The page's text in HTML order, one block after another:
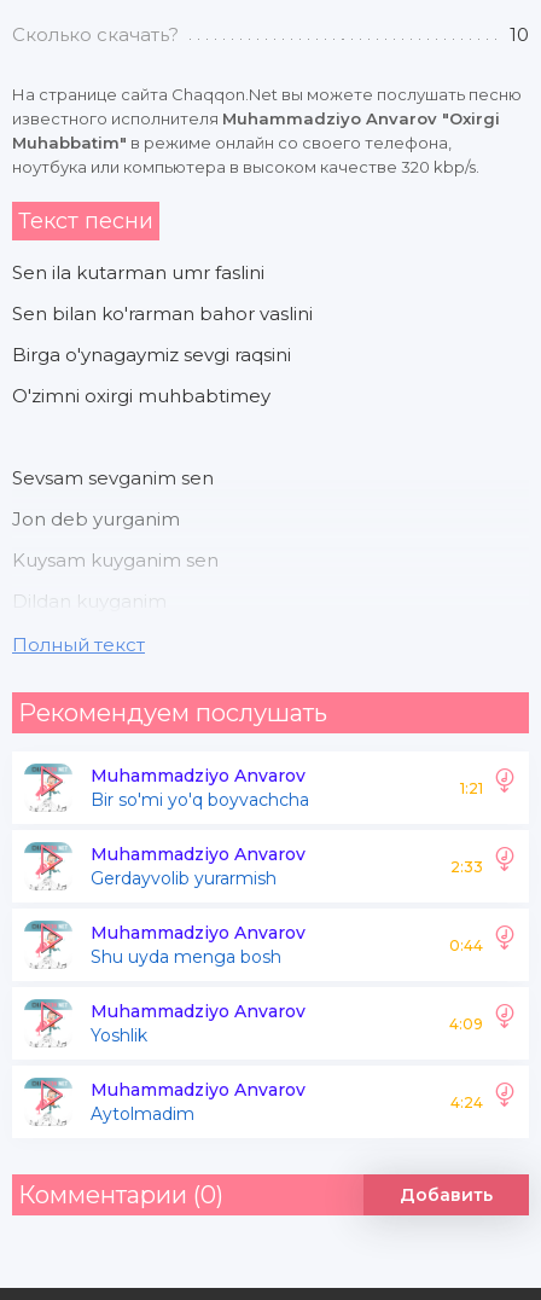
Сколько скачать? 10
На странице сайта Chaqqon.Net вы можете послушать песню
известного исполнителя Muhammadziyo Anvarov "Oxirgi
Muhabbatim" в режиме онлайн со своего телефона,
ноутбука или компьютера в высоком качестве 320 kbp/s.
Текст песни
Sen ila kutarman umr faslini
Sen bilan ko'rarman bahor vaslini
Birga o'ynagaymiz sevgi raqsini
O'zimni oxirgi muhbabtimey
Sevsam sevganim sen
Jon deb yurganim
Kuysam kuyganim sen
Dildan kuyganim
Yolg'iz suyganim
O'zimni oxirgi muhabbtimey
Birinchiyam o'zingdan
Ikkinchiyam o'zingsan
Oxirgiyam o'zingsan
Oxirgi muhabbatim
Birinchiyam o'zingdan
Ikkinchiyam o'zingsan
Oxirgi muhabbatim
Полный текст
Рекомендуем послушать
Muhammadziyo Anvarov
Bir so'mi yo'q boyvachcha
1:21
Muhammadziyo Anvarov
Gerdayvolib yurarmish
2:33
Muhammadziyo Anvarov
Shu uyda menga bosh
0:44
Muhammadziyo Anvarov
Yoshlik
4:09
Muhammadziyo Anvarov
Aytolmadim
4:24
Комментарии (0) Добавить